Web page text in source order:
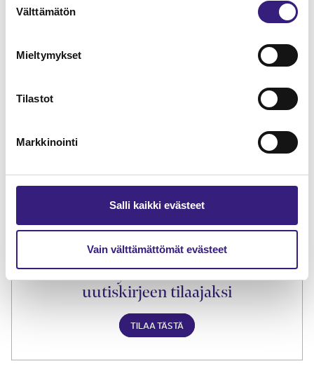
valinta
Välttämätön
Mieltymykset
Tilastot
Markkinointi
Salli kaikki evästeet
Vain välttämättömät evästeet
TILAA TÄSTÄ
Liity Tilisanomien
uutiskirjeen tilaajaksi
TILAA TÄSTÄ